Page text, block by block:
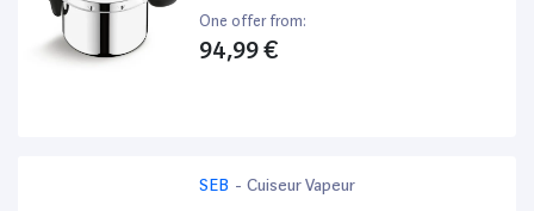
One offer from:
94,99 €
SEB - Cuiseur Vapeur